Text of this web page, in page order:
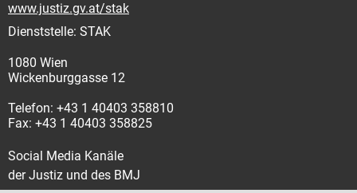
www.justiz.gv.at/stak
Dienststelle: STAK
1080 Wien
Wickenburggasse 12
Telefon: +43 1 40403 358810
Fax: +43 1 40403 358825
Social Media Kanäle
der Justiz und des BMJ